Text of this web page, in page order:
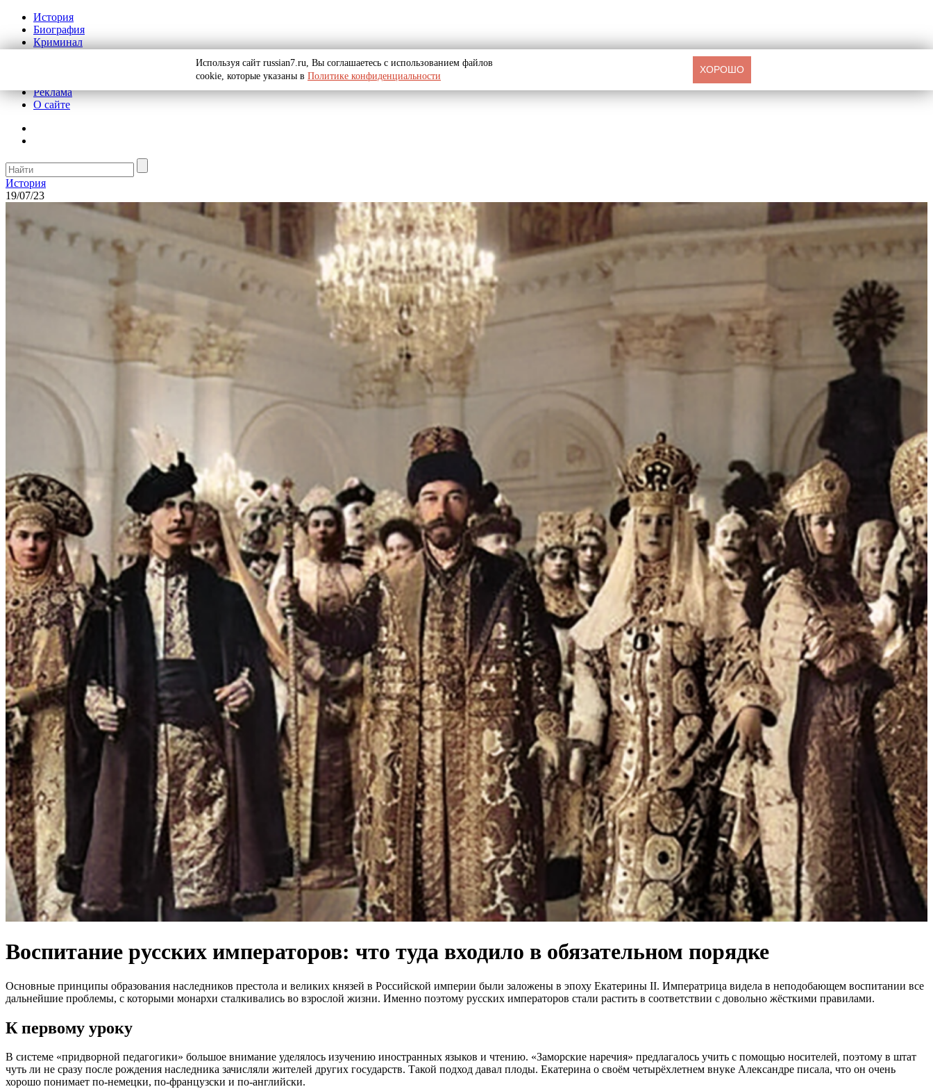
История
Биография
Криминал
Реклама
О сайте
История
19/07/23
Воспитание русских императоров: что туда входило в обязательном порядке
Основные принципы образования наследников престола и великих князей в Российской империи были заложены в эпоху Екатерины II. Императрица видела в неподобающем воспитании все
дальнейшие проблемы, с которыми монархи сталкивались во взрослой жизни. Именно поэтому русских императоров стали растить в соответствии с довольно жёсткими правилами.
К первому уроку
В системе «придворной педагогики» большое внимание уделялось изучению иностранных языков и чтению. «Заморские наречия» предлагалось учить с помощью носителей, поэтому в штат
чуть ли не сразу после рождения наследника зачисляли жителей других государств. Такой подход давал плоды. Екатерина о своём четырёхлетнем внуке Александре писала, что он очень
хорошо понимает по-немецки, по-французски и по-английски.
Используя сайт russian7.ru, Вы соглашаетесь с использованием файлов
cookie, которые указаны в Политике конфиденциальности
ХОРОШО